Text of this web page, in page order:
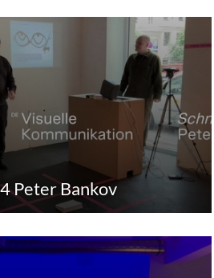
Peter Bankov